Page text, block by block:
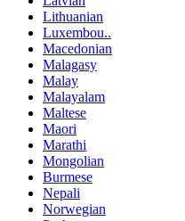
Lithuanian
Luxembou..
Macedonian
Malagasy
Malay
Malayalam
Maltese
Maori
Marathi
Mongolian
Burmese
Nepali
Norwegian